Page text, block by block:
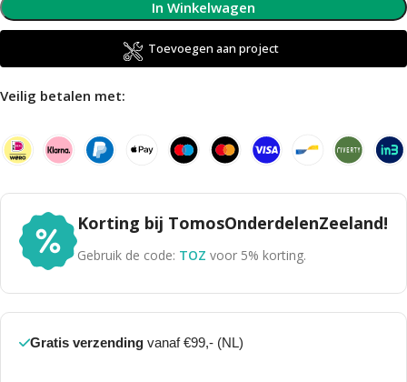
In Winkelwagen
Toevoegen aan project
Veilig betalen met:
Korting bij TomosOnderdelenZeeland!
Gebruik de code: TOZ voor 5% korting.
Gratis verzending vanaf €99,- (NL)